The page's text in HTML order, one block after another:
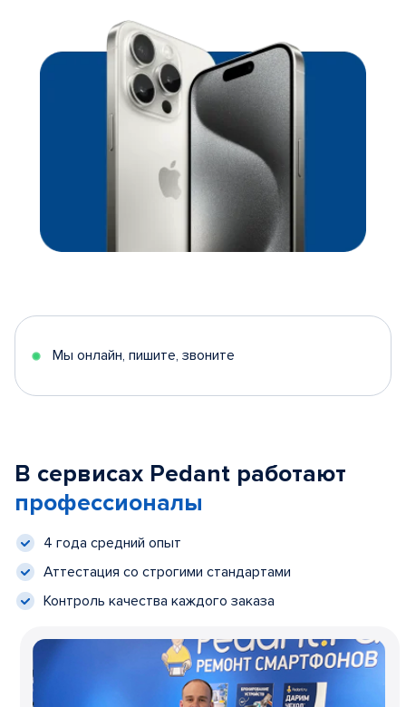
Мы онлайн, пишите, звоните
В сервисах Pedant работают
профессионалы
4 года средний опыт
Аттестация со строгими стандартами
Контроль качества каждого заказа